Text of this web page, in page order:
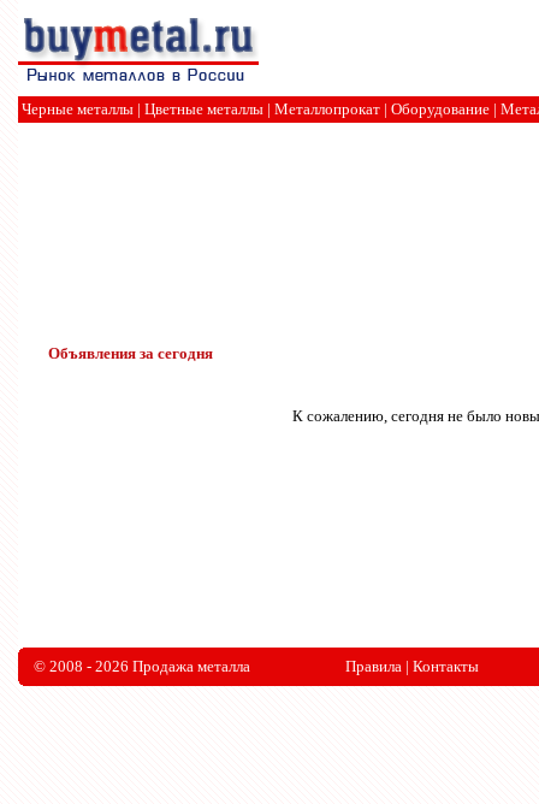
Черные металлы | Цветные металлы | Металлопрокат | Оборудование |
Объявления за сегодня
К сожалению, сегодня не было
© 2008 - 2026 Продажа металла Правила | Контакты